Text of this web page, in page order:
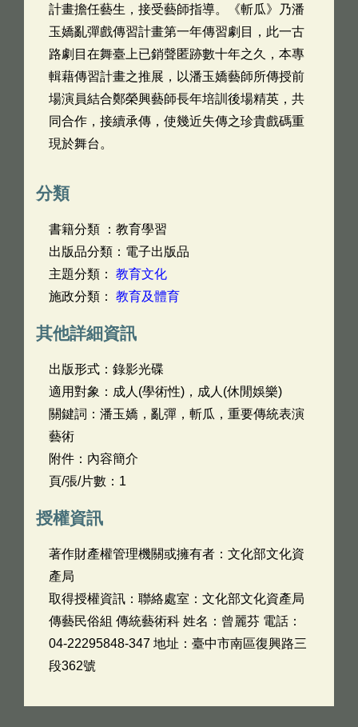
計畫擔任藝生，接受藝師指導。《斬瓜》乃潘
玉嬌亂彈戲傳習計畫第一年傳習劇目，此一古
路劇目在舞臺上已銷聲匿跡數十年之久，本專
輯藉傳習計畫之推展，以潘玉嬌藝師所傳授前
場演員結合鄭榮興藝師長年培訓後場精英，共
同合作，接續承傳，使幾近失傳之珍貴戲碼重
現於舞台。
分類
書籍分類 ：教育學習
出版品分類：電子出版品
主題分類： 教育文化
施政分類： 教育及體育
其他詳細資訊
出版形式：錄影光碟
適用對象：成人(學術性)，成人(休閒娛樂)
關鍵詞：潘玉嬌，亂彈，斬瓜，重要傳統表演
藝術
附件：內容簡介
頁/張/片數：1
授權資訊
著作財產權管理機關或擁有者：文化部文化資
產局
取得授權資訊：聯絡處室：文化部文化資產局
傳藝民俗組 傳統藝術科 姓名：曾麗芬 電話：
04-22295848-347 地址：臺中市南區復興路三
段362號